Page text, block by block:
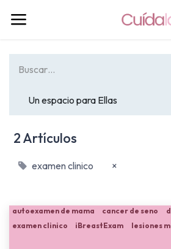
Un espacio para Ellas
2 Artículos
examen clinico ×
autoexamen de mama cancer de seno
examen clinico
iBreastExam lesiones